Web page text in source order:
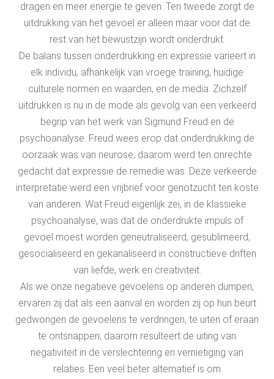
dragen en meer energie te geven. Ten tweede zorgt de
uitdrukking van het gevoel er alleen maar voor dat de
rest van het bewustzijn wordt onderdrukt.
De balans tussen onderdrukking en expressie varieert in
elk individu, afhankelijk van vroege training, huidige
culturele normen en waarden, en de media. Zichzelf
uitdrukken is nu in de mode als gevolg van een verkeerd
begrip van het werk van Sigmund Freud en de
psychoanalyse. Freud wees erop dat onderdrukking de
oorzaak was van neurose; daarom werd ten onrechte
gedacht dat expressie de remedie was. Deze verkeerde
interpretatie werd een vrijbrief voor genotzucht ten koste
van anderen. Wat Freud eigenlijk zei, in de klassieke
psychoanalyse, was dat de onderdrukte impuls of
gevoel moest worden geneutraliseerd, gesublimeerd,
gesocialiseerd en gekanaliseerd in constructieve driften
van liefde, werk en creativiteit.
Als we onze negatieve gevoelens op anderen dumpen,
ervaren zij dat als een aanval en worden zij op hun beurt
gedwongen de gevoelens te verdringen, te uiten of eraan
te ontsnappen; daarom resulteert de uiting van
negativiteit in de verslechtering en vernietiging van
relaties. Een veel beter alternatief is om